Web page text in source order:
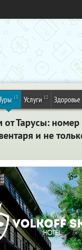
13 Услуги 12 Здоровье
Тарусы:
и не